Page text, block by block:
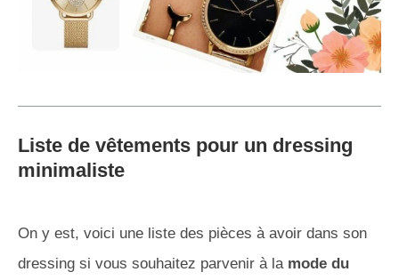
Liste de vêtements pour un dressing
minimaliste
On y est, voici une liste des pièces à avoir dans son
dressing si vous souhaitez parvenir à la mode du